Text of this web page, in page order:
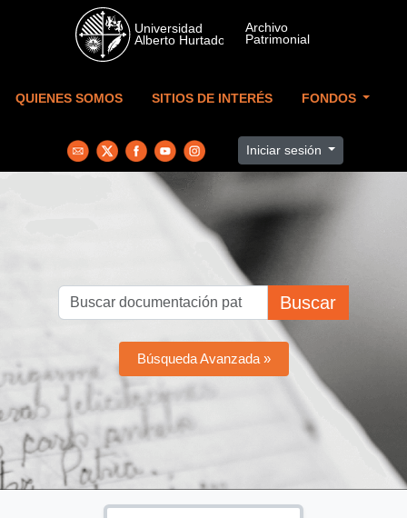
Skip to main content
QUIENES SOMOS SITIOS DE INTERÉS FONDOS
Iniciar sesión
Buscar
Búsqueda Avanzada »